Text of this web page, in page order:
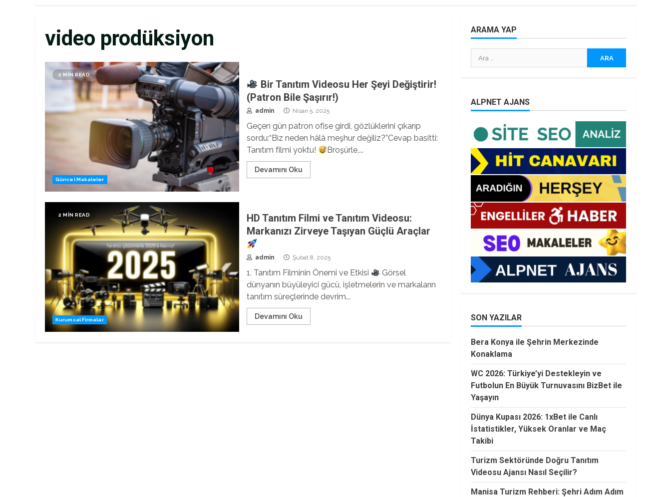
video prodüksiyon
2 MIN READ
Güncel Makaleler
Bir Tanıtım Videosu Her Şeyi Değiştirir!
(Patron Bile Şaşırır!)
admin Nisan 5, 2025
Geçen gün patron ofise girdi, gözlüklerini çıkarıp
sordu:“Biz neden hâlâ meşhur değiliz?”Cevap basitti:
Tanıtım filmi yoktu!
Broşürle,...
Devamını Oku
2 MIN READ
Kurumsal Firmalar
HD Tanıtım Filmi ve Tanıtım Videosu:
Markanızı Zirveye Taşıyan Güçlü Araçlar
admin Şubat 8, 2025
1. Tanıtım Filminin Önemi ve Etkisi
Görsel
dünyanın büyüleyici gücü, işletmelerin ve markaların
tanıtım süreçlerinde devrim...
Devamını Oku
ARAMA YAP
Arama:
ALPNET AJANS
SON YAZILAR
Bera Konya ile Şehrin Merkezinde
Konaklama
WC 2026: Türkiye’yi Destekleyin ve
Futbolun En Büyük Turnuvasını BizBet ile
Yaşayın
Dünya Kupası 2026: 1xBet ile Canlı
İstatistikler, Yüksek Oranlar ve Maç
Takibi
Turizm Sektöründe Doğru Tanıtım
Videosu Ajansı Nasıl Seçilir?
Manisa Turizm Rehberi: Şehri Adım Adım